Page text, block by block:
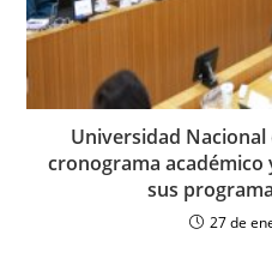
Universidad Nacional
cronograma
sus
27 de